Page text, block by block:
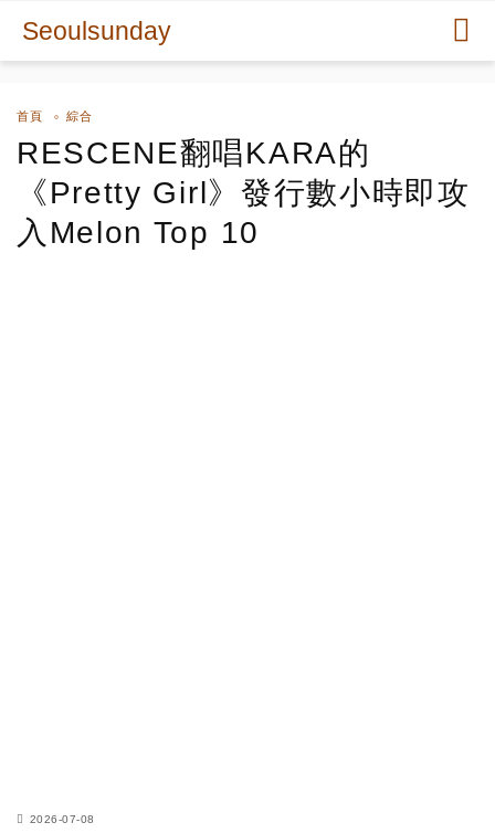
Seoulsunday
首頁 綜合
RESCENE翻唱KARA的
《Pretty Girl》發行數小時即攻
入Melon Top 10
2026-07-08